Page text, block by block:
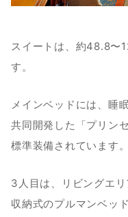
スイートは、約48.8〜
す。
メインベッドには、睡
共同開発した「プリン
標準装備されています。
3人目は、リビングエ
収納式のプルマンベッ